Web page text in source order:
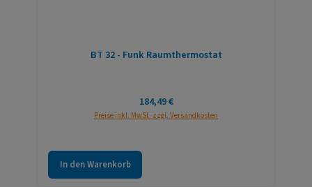
BT 32 - Funk Raumthermostat
Regulärer Preis:
184,49 €
Preise inkl. MwSt. zzgl. Versandkosten
In den Warenkorb